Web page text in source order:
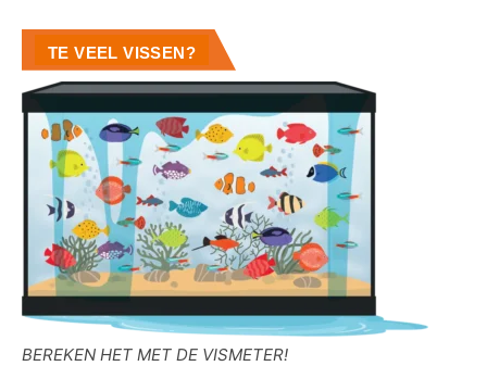
TE VEEL VISSEN?
BEREKEN HET MET DE VISMETER!